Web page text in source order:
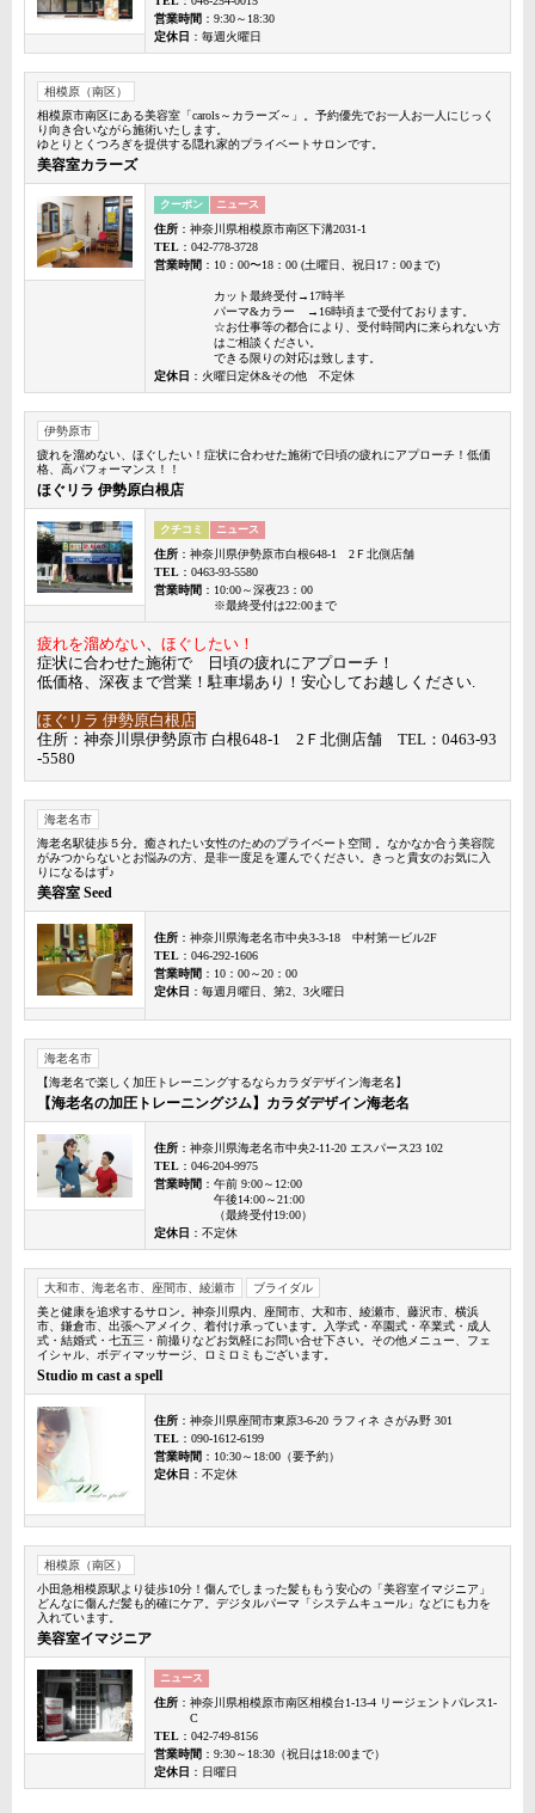
営業時間 ：9:30～18:30
定休日 ：毎週火曜日
相模原（南区）
相模原市南区にある美容室「carols～カラーズ～」。予約優先でお一人お一人にじっく
り向き合いながら施術いたします。
ゆとりとくつろぎを提供する隠れ家的プライベートサロンです。
美容室カラーズ
クーポン ニュース
住所 ：神奈川県相模原市南区下溝2031-1
TEL ：042-778-3728
営業時間 ：10：00〜18：00 (土曜日、祝日17：00まで)
カット最終受付→17時半
パーマ&カラー →16時頃まで受付ております。
☆お仕事等の都合により、受付時間内に来られない方
はご相談ください。
できる限りの対応は致します。
定休日 ：火曜日定休&その他 不定休
伊勢原市
疲れを溜めない、ほぐしたい！症状に合わせた施術で日頃の疲れにアプローチ！低価
格、高パフォーマンス！！
ほぐリラ 伊勢原白根店
クチコミ ニュース
住所 ：神奈川県伊勢原市白根648-1 2Ｆ北側店舗
TEL ：0463-93-5580
営業時間 ：10:00～深夜23：00
※最終受付は22:00まで
疲れを溜めない、 ほぐしたい！
症状に合わせた施術で 日頃の疲れにアプローチ！
低価格、深夜まで営業！駐車場あり！安心してお越しください.
ほぐリラ 伊勢原白根店
住所：神奈川県伊勢原市 白根648-1 2Ｆ北側店舗 TEL：0463-93
-5580
海老名市
海老名駅徒歩５分。癒されたい女性のためのプライベート空間 。なかなか合う美容院
がみつからないとお悩みの方、是非一度足を運んでください。きっと貴女のお気に入
りになるはず♪
美容室 Seed
住所 ：神奈川県海老名市中央3-3-18 中村第一ビル2F
TEL ：046-292-1606
営業時間 ：10：00～20：00
定休日 ：毎週月曜日、第2、3火曜日
海老名市
【海老名で楽しく加圧トレーニングするならカラダデザイン海老名】
【海老名の加圧トレーニングジム】カラダデザイン海老名
住所 ：神奈川県海老名市中央2-11-20 エスパース23 102
TEL ：046-204-9975
営業時間 ：午前 9:00～12:00
午後14:00～21:00
（最終受付19:00）
定休日 ：不定休
大和市、海老名市、座間市、綾瀬市
ブライダル
美と健康を追求するサロン。神奈川県内、座間市、大和市、綾瀬市、藤沢市、横浜
市、鎌倉市、出張ヘアメイク、着付け承っています。入学式・卒園式・卒業式・成人
式・結婚式・七五三・前撮りなどお気軽にお問い合せ下さい。その他メニュー、フェ
イシャル、ボディマッサージ、ロミロミもございます。
Studio m cast a spell
住所 ：神奈川県座間市東原3-6-20 ラフィネ さがみ野 301
TEL ：090-1612-6199
営業時間 ：10:30～18:00（要予約）
定休日 ：不定休
相模原（南区）
小田急相模原駅より徒歩10分！傷んでしまった髪ももう安心の「美容室イマジニア」
どんなに傷んだ髪も的確にケア。デジタルパーマ「システムキュール」などにも力を
入れています。
美容室イマジニア
ニュース
住所 ：神奈川県相模原市南区相模台1-13-4 リージェントパレス1-
C
TEL ：042-749-8156
営業時間 ：9:30～18:30（祝日は18:00まで）
定休日 ：日曜日